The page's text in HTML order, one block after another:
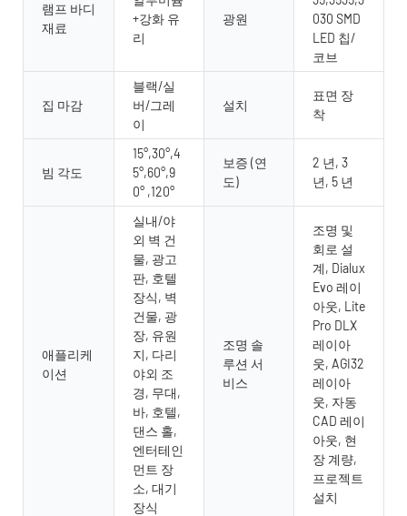
램프 바디
재료
+강화 유
리
광원
030 SMD
LED 칩/
코브
집 마감
블랙/실
버/그레
이
설치
표면 장
착
빔 각도
15°,30°,4
5°,60°,9
0° ,120°
보증 (연
도)
2 년, 3
년, 5 년
애플리케
이션
실내/야
외 벽 건
물, 광고
판, 호텔
장식, 벽
건물, 광
장, 유원
지, 다리
야외 조
경, 무대,
바, 호텔,
댄스 홀,
엔터테인
먼트 장
소, 대기
장식
조명 솔
루션 서
비스
조명 및
회로 설
계, Dialux
Evo 레이
아웃, Lite
Pro DLX
레이아
웃, AGI32
레이아
웃, 자동
CAD 레이
아웃, 현
장 계량,
프로젝트
설치